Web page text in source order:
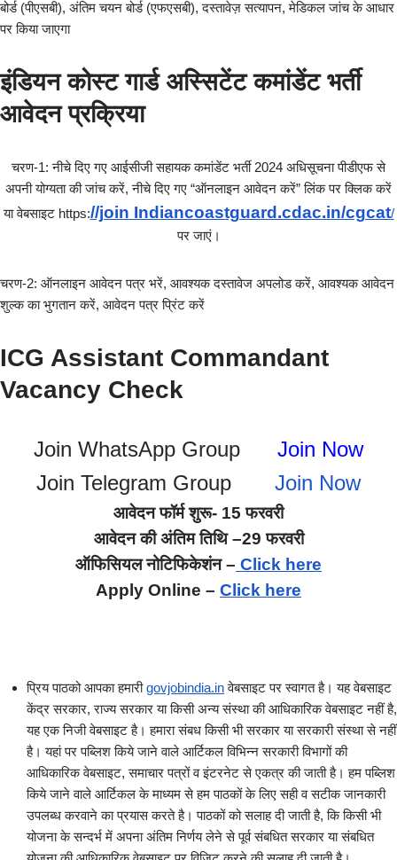
बोर्ड (पीएसबी), अंतिम चयन बोर्ड (एफएसबी), दस्तावेज़ सत्यापन, मेडिकल जांच के आधार
पर किया जाएगा
इंडियन कोस्ट गार्ड अस्सिटेंट कमांडेंट भर्ती
आवेदन प्रक्रिया
चरण-1: नीचे दिए गए आईसीजी सहायक कमांडेंट भर्ती 2024 अधिसूचना पीडीएफ से
अपनी योग्यता की जांच करें, नीचे दिए गए “ऑनलाइन आवेदन करें” लिंक पर क्लिक करें
या वेबसाइट https://join Indiancoastguard.cdac.in/cgcat/
पर जाएं।
चरण-2: ऑनलाइन आवेदन पत्र भरें, आवश्यक दस्तावेज अपलोड करें, आवश्यक आवेदन
शुल्क का भुगतान करें, आवेदन पत्र प्रिंट करें
ICG Assistant Commandant
Vacancy Check
Join WhatsApp Group Join Now
Join Telegram Group Join Now
आवेदन फॉर्म शुरू- 15 फरवरी
आवेदन की अंतिम तिथि –29 फरवरी
ऑफिसियल नोटिफिकेशंन – Click here
Apply Online – Click here
प्रिय पाठको आपका हमारीgovjobindia.inवेबसाइट पर स्वागत है। यह वेबसाइट
केंद्र सरकार, राज्य सरकार या किसी अन्य संस्था की आधिकारिक वेबसाइट नहीं है,
यह एक निजी वेबसाइट है। हमारा संबध किसी भी सरकार या सरकारी संस्था से नहीं
है। यहां पर पब्लिश किये जाने वाले आर्टिकल विभिन्न सरकारी विभागों की
आधिकारिक वेबसाइट, समाचार पत्रों व इंटरनेट से एकत्र की जाती है। हम पब्लिश
किये जाने वाले आर्टिकल के माध्यम से हम पाठकों के लिए सही व सटीक जानकारी
उपलब्ध करवाने का प्रयास करते है। पाठकों को सलाह दी जाती है, कि किसी भी
योजना के सन्दर्भ में अपना अंतिम निर्णय लेने से पूर्व संबधित सरकार या संबधित